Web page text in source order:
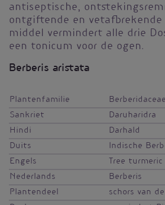
antiseptische,
ontgiftende en
middel vermindert alle drie
een tonicum voor de ogen.
Berberis aristata
Plantenfamilie
Berberidaceae
Sankriet
Daruharidra
Hindi
Darhald
Duits
Indische
Engels
Tree turmeric
Nederlands
Berberis
Plantendeel
schors van